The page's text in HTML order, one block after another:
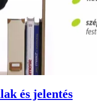
és jelentés